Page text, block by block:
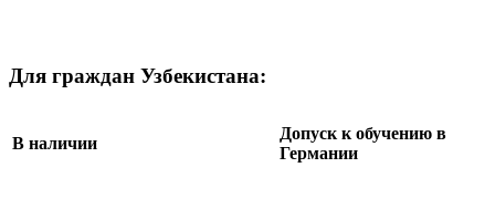
Для граждан Узбекистана:
В наличии
Допуск к обучению в
Германии